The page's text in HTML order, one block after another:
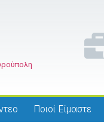
Ποιοί Είμαστε